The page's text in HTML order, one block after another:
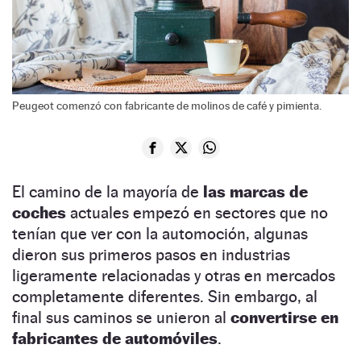
Peugeot comenzó con fabricante de molinos de café y pimienta.
El camino de la mayoría de las marcas de
coches actuales empezó en sectores que no
tenían que ver con la automoción, algunas
dieron sus primeros pasos en industrias
ligeramente relacionadas y otras en mercados
completamente diferentes. Sin embargo, al
final sus caminos se unieron al convertirse en
fabricantes de automóviles.